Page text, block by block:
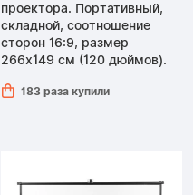
проектора. Портативный,
складной, соотношение
сторон 16:9, размер
266x149 см (120 дюймов).
183 раза купили